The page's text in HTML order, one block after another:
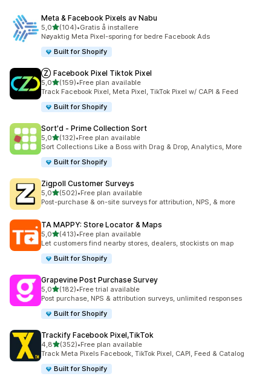
Meta & Facebook Pixels av Nabu
5,0av 5 stjerner
(104)
Totalt 104 omtaler
•Gratis å installere
Nøyaktig Meta Pixel-sporing for bedre Facebook Ads
Built for Shopify
Ⓩ Facebook Pixel Tiktok Pixel
5,0av 5 stjerner
(159)
Totalt 159 omtaler
•Free plan available
Track Facebook Pixel, Meta Pixel, TikTok Pixel w/ CAPI & Feed
Built for Shopify
Sort'd ‑ Prime Collection Sort
5,0av 5 stjerner
(132)
Totalt 132 omtaler
•Free plan available
Sort Collections Like a Boss with Drag & Drop, Analytics, More
Built for Shopify
Zigpoll Customer Surveys
5,0av 5 stjerner
(502)
Totalt 502 omtaler
•Free plan available
Post-purchase & on-site surveys for attribution, NPS, & more
TA MAPPY: Store Locator & Maps
5,0av 5 stjerner
(413)
Totalt 413 omtaler
•Free plan available
Let customers find nearby stores, dealers, stockists on map
Built for Shopify
Grapevine Post Purchase Survey
5,0av 5 stjerner
(182)
Totalt 182 omtaler
•Free trial available
Post purchase, NPS & attribution surveys, unlimited responses
Built for Shopify
Trackify Facebook Pixel,TikTok
4,8av 5 stjerner
(352)
Totalt 352 omtaler
•Free plan available
Track Meta Pixels Facebook, TikTok Pixel, CAPI, Feed & Catalog
Built for Shopify